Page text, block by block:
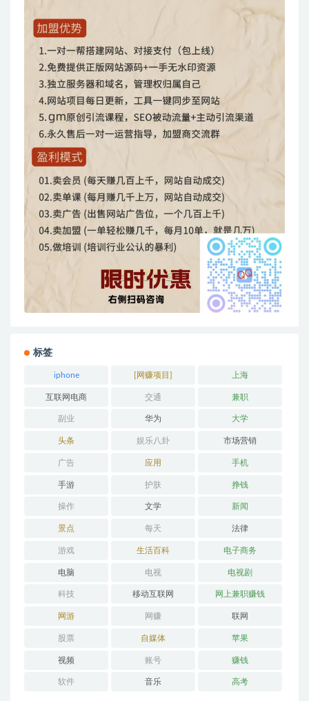
标签
iphone [网赚项目] 上海
互联网电商 交通 兼职
副业 华为 大学
头条 娱乐八卦 市场营销
广告 应用 手机
手游 护肤 挣钱
操作 文学 新闻
景点 每天 法律
游戏 生活百科 电子商务
电脑 电视 电视剧
科技 移动互联网 网上兼职赚钱
网游 网赚 联网
股票 自媒体 苹果
视频 账号 赚钱
软件 音乐 高考